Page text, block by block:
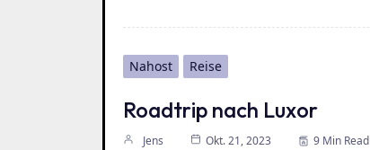
Nahost Reise
Roadtrip nach Luxor
Jens Okt. 21, 2023 9 Min Read